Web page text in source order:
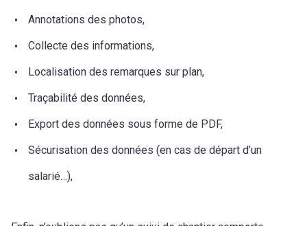
Annotations des photos,
Collecte des informations,
Localisation des remarques sur plan,
Traçabilité des données,
Export des données sous forme de PDF,
Sécurisation des données (en cas de départ d’un
salarié…),